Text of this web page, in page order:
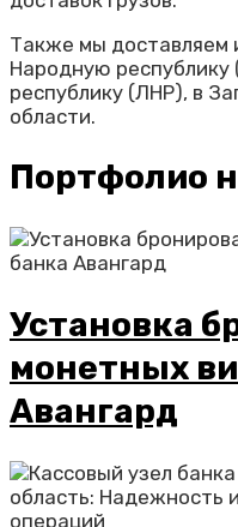
Также мы доставляем
Народную
республику (ЛНР), в
области.
Портфолио
Установка
монетных
Авангард